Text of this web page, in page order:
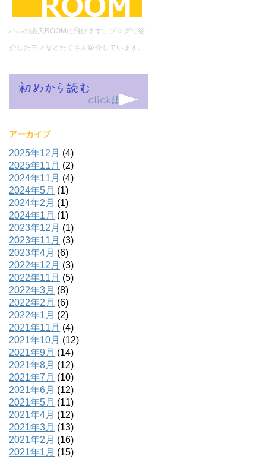
ハルの楽天ROOMに飛びます。ブログで紹
介したモノなどたくさん紹介しています。
アーカイブ
2025年12月 (4)
2025年11月 (2)
2024年11月 (4)
2024年5月 (1)
2024年2月 (1)
2024年1月 (1)
2023年12月 (1)
2023年11月 (3)
2023年4月 (6)
2022年12月 (3)
2022年11月 (5)
2022年3月 (8)
2022年2月 (6)
2022年1月 (2)
2021年11月 (4)
2021年10月 (12)
2021年9月 (14)
2021年8月 (12)
2021年7月 (10)
2021年6月 (12)
2021年5月 (11)
2021年4月 (12)
2021年3月 (13)
2021年2月 (16)
2021年1月 (15)